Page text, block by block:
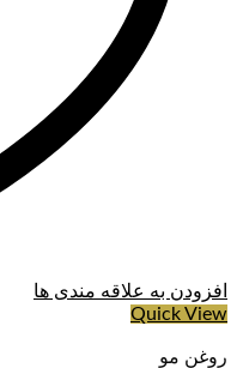
افزودن به علاقه مندی ها
Quick View
روغن مو